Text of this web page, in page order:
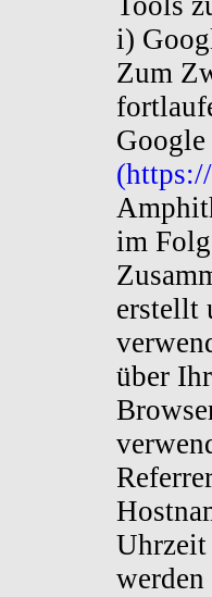
i)
Zum
im
erstellt
über
Uhrzeit